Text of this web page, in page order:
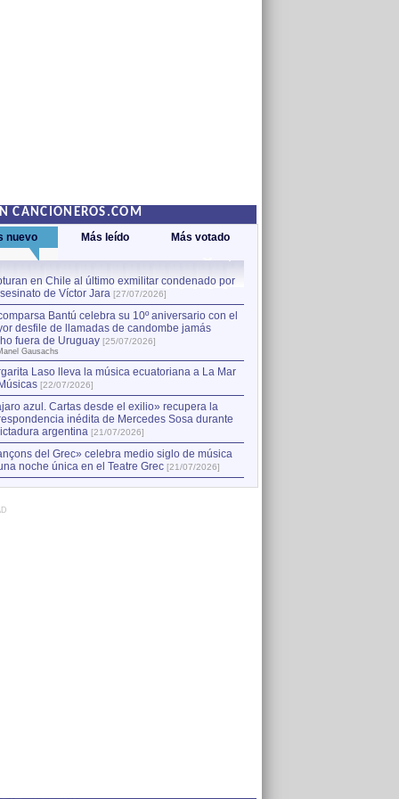
CANCIONEROS.COM
nuevo Más leído Más votado
en Chile al último exmilitar condenado por
de Víctor Jara [27/07/2026]
Bantú celebra su 10º aniversario con el
desfile de llamadas de candombe jamás
fuera de Uruguay [25/07/2026]
Gausachs
Laso lleva la música ecuatoriana a La Mar
[22/07/2026]
azul. Cartas desde el exilio» recupera la
inédita de Mercedes Sosa durante
argentina [21/07/2026]
del Grec» celebra medio siglo de música
noche única en el Teatre Grec [21/07/2026]